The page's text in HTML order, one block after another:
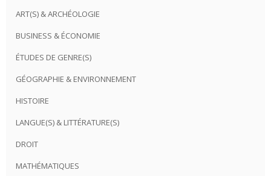
ART(S) & ARCHÉOLOGIE
BUSINESS & ÉCONOMIE
ÉTUDES DE GENRE(S)
GÉOGRAPHIE & ENVIRONNEMENT
HISTOIRE
LANGUE(S) & LITTÉRATURE(S)
DROIT
MATHÉMATIQUES